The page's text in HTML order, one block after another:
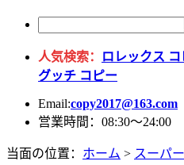
人気検索： ロレックス コ
グッチ コピー
Email:copy2017@163.com
営業時間：08:30～24:00
当面の位置： ホーム > スーパ